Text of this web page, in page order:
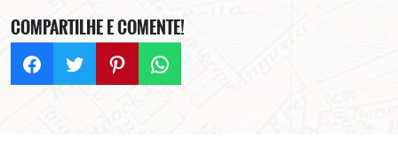
COMPARTILHE E COMENTE!